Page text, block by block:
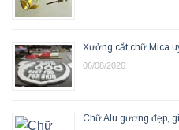
Xưởng cắt chữ Mica
06/08/2026
Chữ Alu gương đẹp,